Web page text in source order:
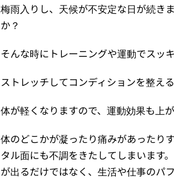
梅雨入りし、天候が不安定な日が続き
か？
そんな時にトレーニングや運動でスッ
ストレッチしてコンディションを整え
体が軽くなりますので、運動効果も上
体のどこかが凝ったり痛みがあったり
タル面にも不調をきたしてしまいます
が出るだけではなく、生活や仕事のパ